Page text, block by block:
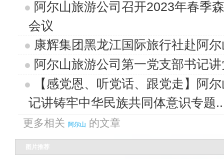
阿尔山旅游公司召开2023年春季
会议
康辉集团黑龙江国际旅行社赴阿
阿尔山旅游公司第一党支部书记
【感党恩、听党话、跟党走】阿
记讲铸牢中华民族共同体意识专题..
更多相关 阿尔山 的文章
图片推荐